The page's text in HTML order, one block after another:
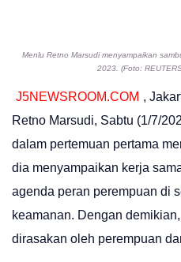
Menlu Retno Marsudi menyampaikan
2023. (Foto:
J5NEWSROOM.COM ,
Retno Marsudi, Sabtu (1/7/
dalam pertemuan pertama
dia menyampaikan kerja
agenda peran perempuan di
keamanan. Dengan
dirasakan oleh perempuan